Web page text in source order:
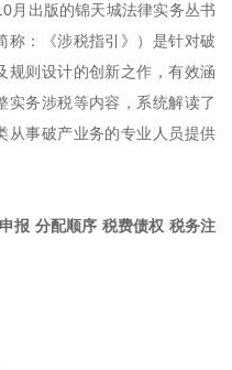
月出版的锦天城法律实务丛书
称：《涉税指引》）是针对破
规则设计的创新之作，有效涵
实务涉税等内容，系统解读了
从事破产业务的专业人员提供
报 分配顺序 税费债权 税务注